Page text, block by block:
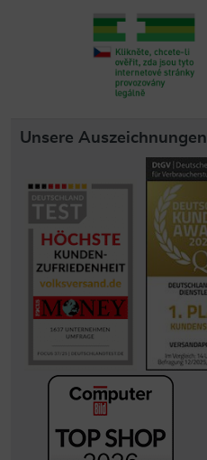
Unsere Auszeichnungen